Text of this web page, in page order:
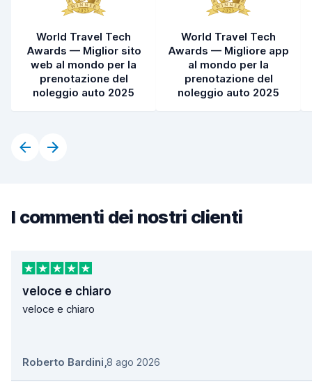
World Travel Tech
Awards — Miglior sito
web al mondo per la
prenotazione del
noleggio auto 2025
World Travel Tech
Awards — Migliore app
al mondo per la
prenotazione del
noleggio auto 2025
I commenti dei nostri clienti
veloce e chiaro
veloce e chiaro
Roberto Bardini,8 ago 2026